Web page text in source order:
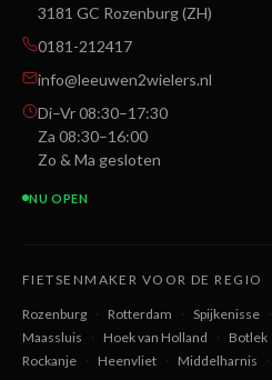
3181 GC Rozenburg (ZH)
0181-212417
info@leeuwen2wielers.nl
Di–Vr 08:30–17:30
Za 08:30–16:00
Zo & Ma gesloten
NU OPEN
FIETSENMAKER VOOR DE REGIO
Rozenburg Rotterdam Spijkenisse
Maassluis
Hoek van Holland Botlek
Rockanje
Heenvliet Middelharnis